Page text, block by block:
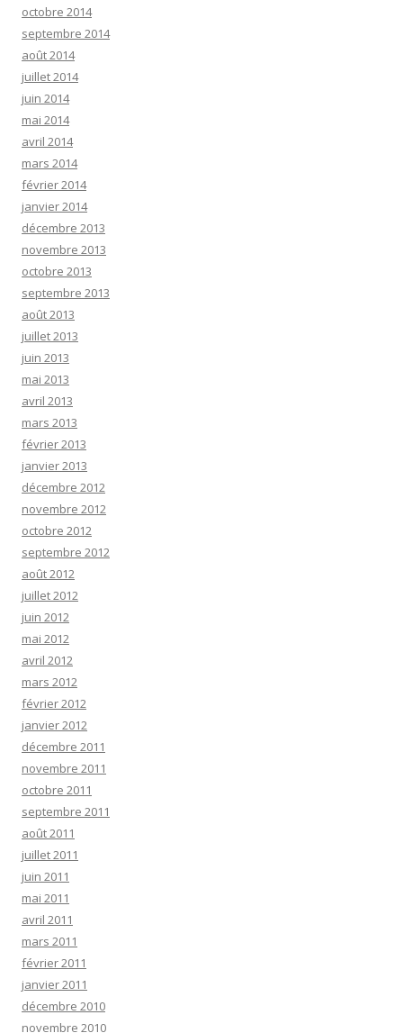
octobre 2014
septembre 2014
août 2014
juillet 2014
juin 2014
mai 2014
avril 2014
mars 2014
février 2014
janvier 2014
décembre 2013
novembre 2013
octobre 2013
septembre 2013
août 2013
juillet 2013
juin 2013
mai 2013
avril 2013
mars 2013
février 2013
janvier 2013
décembre 2012
novembre 2012
octobre 2012
septembre 2012
août 2012
juillet 2012
juin 2012
mai 2012
avril 2012
mars 2012
février 2012
janvier 2012
décembre 2011
novembre 2011
octobre 2011
septembre 2011
août 2011
juillet 2011
juin 2011
mai 2011
avril 2011
mars 2011
février 2011
janvier 2011
décembre 2010
novembre 2010